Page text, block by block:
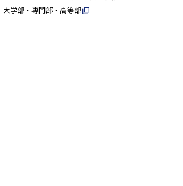
大学部・専門部・高等部